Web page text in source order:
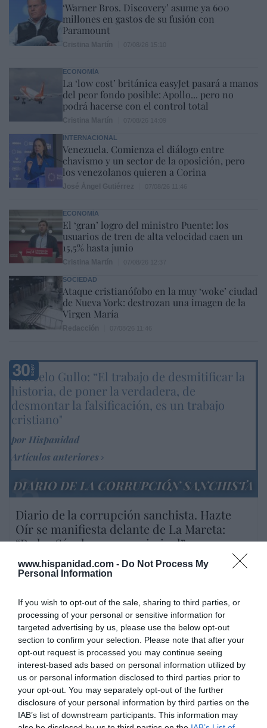
www.hispanidad.com - Do Not Process My
Personal Information
If you wish to opt-out of the sale, sharing to third parties, or
processing of your personal or sensitive information for
targeted advertising by us, please use the below opt-out
section to confirm your selection. Please note that after your
opt-out request is processed you may continue seeing
interest-based ads based on personal information utilized by
us or personal information disclosed to third parties prior to
your opt-out. You may separately opt-out of the further
disclosure of your personal information by third parties on the
IAB’s list of downstream participants. This information may
‘Warner Bros. Discovery’ asume ya 600
millones en gastos de su fusión con
Paramount
ECONOMÍA
La ‘low cost’ británica easyJet pasará a manos
del peor fondo posible: Apollo... pero no
podrá hacerse con el control total
INTERNACIONAL
Venezuela. Comienza el diálogo entre
chavismo y un sector de la oposición, pero
los venezolanos quieren a Corina
ECONOMÍA
El ‘gran’ logro del ministro Puente: los
usuarios de tren de alta velocidad caen un
15,5% hasta junio
SOCIEDAD
Ataque cristianófobo en la muy ‘woke’ ciudad
de Nueva York: destrozan una imagen de la
Virgen María
Marcelo Gullo: “El trabajo de desmitificar la
historia, de poner la verdadera, de
desmontar la falsificación, es un trabajo
cristiano"
por Hispanidad
Artículos anteriores
DIARIO DE LA CORRUPCIÓN SANCHISTA
Diario de la corrupción sanchista. Hazte
Oír se manifiesta delante de La Mareta:
“Pedro Sánchez es un criminal”
por Redacción
Artículos anteriores
Opinión
Enormes minucias
por Eulogio López